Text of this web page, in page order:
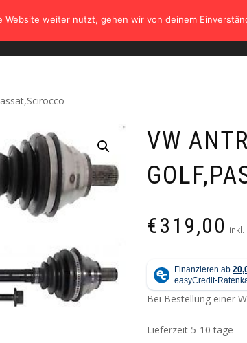
SHOP
VW
€319,00 inkl.
Bei Bestellung einer
Lieferzeit 5-10 tage
Website weiter nutzt, gehen wir von deinem